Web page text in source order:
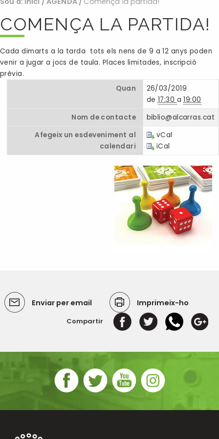
COMENÇA LA PARTIDA!
Cada dimarts a la tarda tots els nens de 9 a 12 anys poden
venir a jugar a jocs de taula. Places limitades, inscripció
prèvia.
Quan
26/03/2019
de 17:30 a19:00
Nom de contacte
biblio@alcarras.cat
Afegeix un esdeveniment al
calendari
vCal
iCal
Enviar per email Imprimeix-ho
Compartir